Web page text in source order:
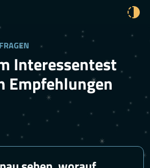
Interessentest
Empfehlungen